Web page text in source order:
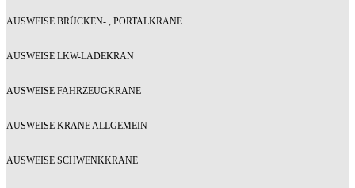
AUSWEISE BRÜCKEN- , PORTALKRANE
AUSWEISE LKW-LADEKRAN
AUSWEISE FAHRZEUGKRANE
AUSWEISE KRANE ALLGEMEIN
AUSWEISE SCHWENKKRANE